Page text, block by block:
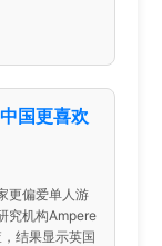
国更喜欢
更偏爱单人游
究机构Ampere
结果显示英国